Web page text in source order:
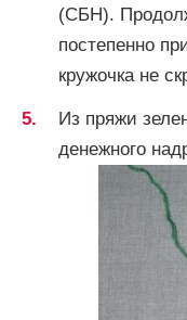
(СБН).
постепенно
кружочка не
Из пряжи
денежного